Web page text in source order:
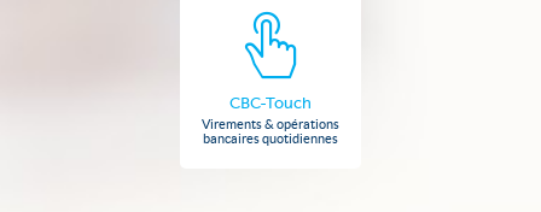
CBC-Touch
Virements & opérations
bancaires quotidiennes